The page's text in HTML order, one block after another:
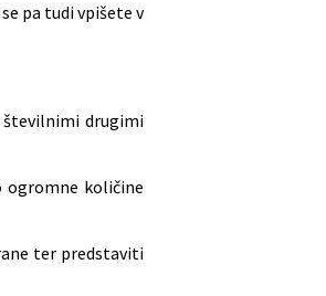
pa tudi vpišete v
številnimi drugimi
ogromne količine
ter predstaviti